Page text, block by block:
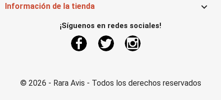
Información de la tienda 
¡Síguenos en redes sociales!
FacebookTwitter
© 2026 - Rara Avis - Todos los derechos reservados